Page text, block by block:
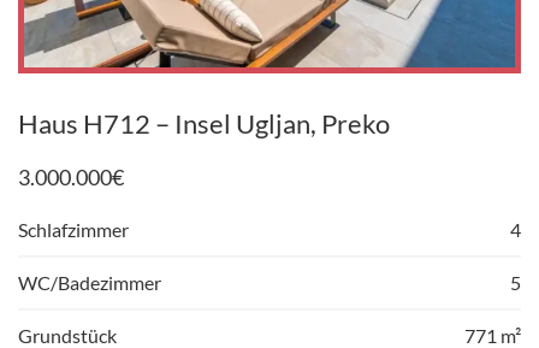
Haus H712 – Insel Ugljan, Preko
3.000.000€
Schlafzimmer 4
WC/Badezimmer 5
Grundstück 771 m²